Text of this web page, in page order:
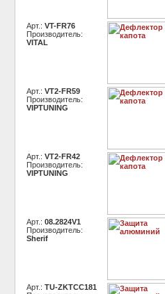
Арт.: VT-FR76
Производитель:
VITAL
Арт.: VT2-FR59
Производитель:
VIPTUNING
Арт.: VT2-FR42
Производитель:
VIPTUNING
Арт.: 08.2824V1
Производитель:
Sherif
Арт.: TU-ZKTCC181